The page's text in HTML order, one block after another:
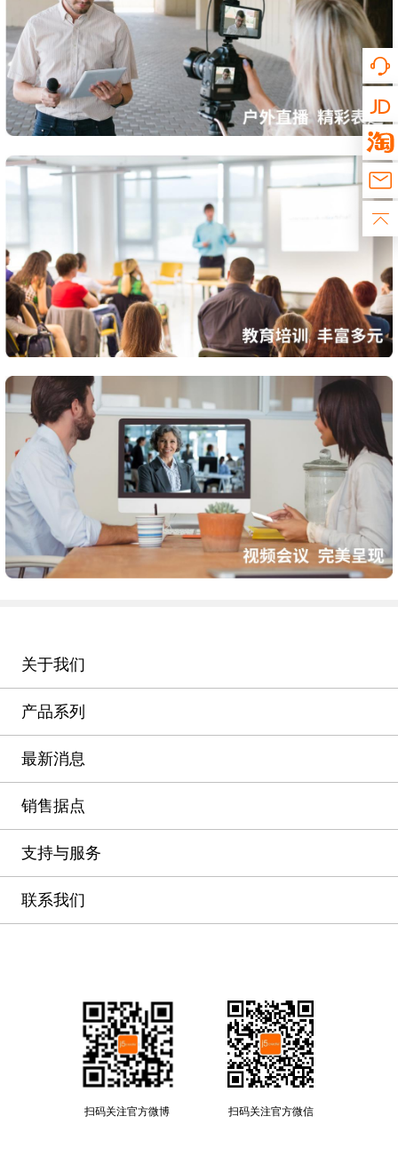
关于我们
产品系列
最新消息
销售据点
支持与服务
联系我们
扫码关注官方微博 扫码关注官方微信